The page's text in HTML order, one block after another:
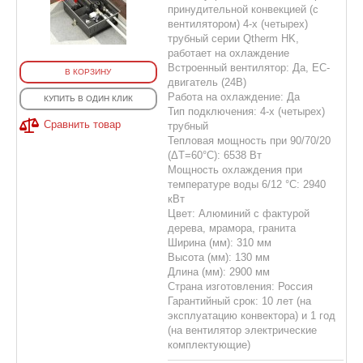
В КОРЗИНУ
КУПИТЬ В ОДИН КЛИК
Сравнить товар
принудительной конвекцией (с
вентилятором) 4-х (четырех)
трубный серии Qtherm HK,
работает на охлаждение
Встроенный вентилятор: Да, EC-
двигатель (24В)
Работа на охлаждение: Да
Тип подключения: 4-х (четырех)
трубный
Тепловая мощность при 90/70/20
(ΔT=60°C): 6538 Вт
Мощность охлаждения при
температуре воды 6/12 °С: 2940
кВт
Цвет: Алюминий с фактурой
дерева, мрамора, гранита
Ширина (мм): 310 мм
Высота (мм): 130 мм
Длина (мм): 2900 мм
Страна изготовления: Россия
Гарантийный срок: 10 лет (на
эксплуатацию конвектора) и 1 год
(на вентилятор электрические
комплектующие)